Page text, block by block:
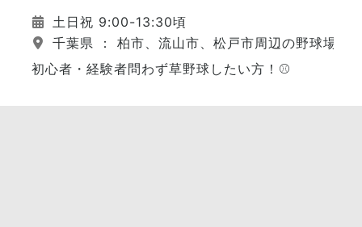
土日祝 9:00-13:30頃
千葉県 ： 柏市、流山市、松戸市周辺の野球場
初心者・経験者問わず草野球したい方！⚾️